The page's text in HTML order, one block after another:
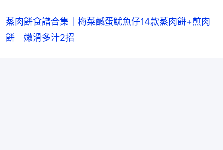
蒸肉餅食譜合集｜梅菜鹹蛋魷魚仔14款蒸肉餅+煎肉
餅　嫩滑多汁2招